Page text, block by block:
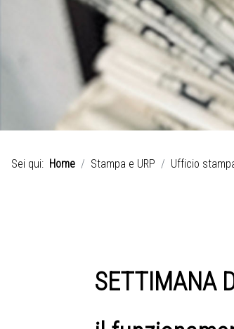
Sei qui: Home Stampa e URP Ufficio
SETTIMANA